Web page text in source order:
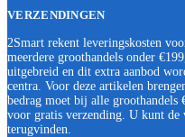
VERZENDINGEN
2Smart rekent leveringskosten
meerdere groothandels onder
uitgebreid en dit extra aanbod
centra. Voor deze artikelen
bedrag moet bij alle
voor gratis verzending. U kunt de
terugvinden.